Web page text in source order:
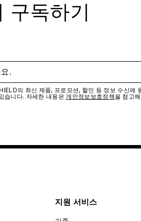
구독하기
의 최신 제품, 프로모션, 할인 등 정보 수신에
습니다. 자세한 내용은개인정보보호정책을 참고
지원 서비스